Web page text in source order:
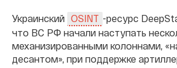
Украинский OSINT -ресурс
что ВС РФ начали наступать
механизированными колоннами,
десантом», при поддержке